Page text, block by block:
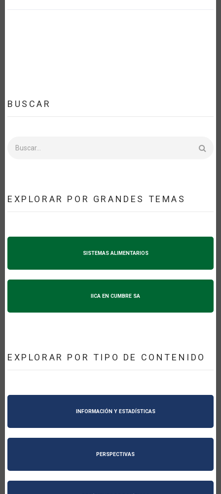
BUSCAR
EXPLORAR POR GRANDES TEMAS
SISTEMAS ALIMENTARIOS
IICA EN CUMBRE SA
EXPLORAR POR TIPO DE CONTENIDO
INFORMACIÓN Y ESTADÍSTICAS
PERSPECTIVAS